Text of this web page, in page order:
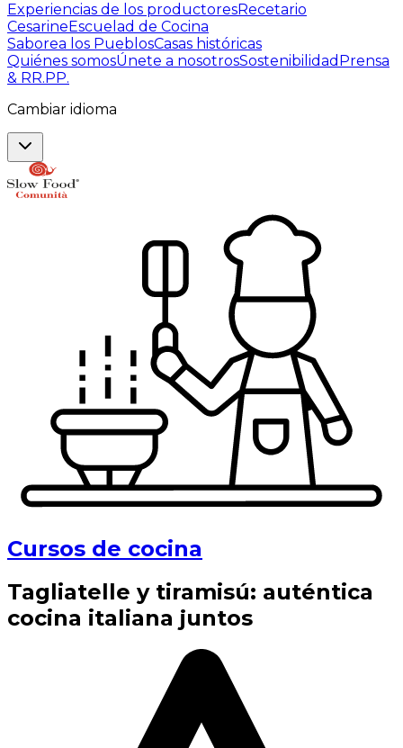
Experiencias de los productoresRecetario
CesarineEscuelad de Cocina
Saborea los PueblosCasas históricas
Quiénes somosÚnete a nosotrosSostenibilidad Prensa
& RR.PP.
Cambiar idioma
Cursos de cocina
Tagliatelle y tiramisú: auténtica
cocina italiana juntos